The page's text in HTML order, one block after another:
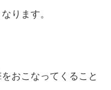
ります。
おこなってくること